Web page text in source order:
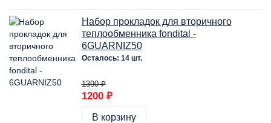
Набор прокладок для вторичного
теплообменника fondital -
6GUARNIZ50
Осталось: 14 шт.
1390 ₽
1200 ₽
В корзину